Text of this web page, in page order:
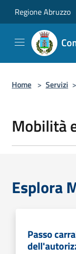
Regione Abruzzo
Home > Servizi >
Mobilità
Esplora
Passo